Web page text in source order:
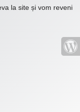
la site și vom reveni